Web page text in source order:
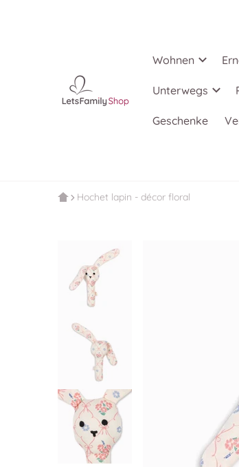
Wohnen
Unterwegs
Geschenke
Hochet lapin - décor floral